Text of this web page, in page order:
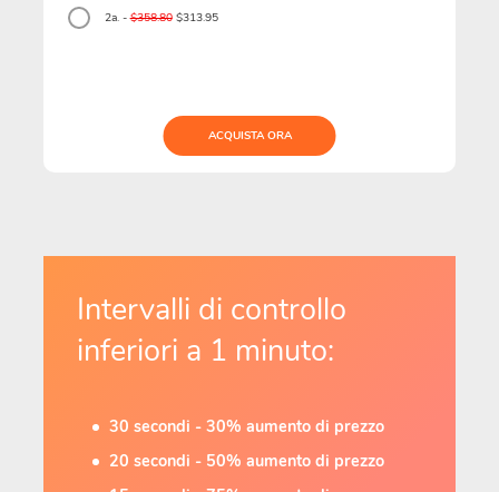
2a. -$358.80$313.95
ACQUISTA ORA
Intervalli di controllo
inferiori a 1 minuto:
30 secondi - 30% aumento di prezzo
20 secondi - 50% aumento di prezzo